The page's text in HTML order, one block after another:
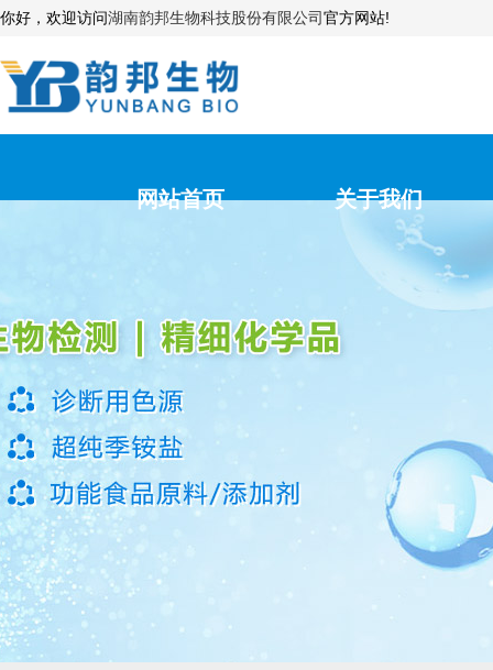
你好，欢迎访问湖南韵邦生物科技股份有限公司官方网站!
网站首页 关于我们